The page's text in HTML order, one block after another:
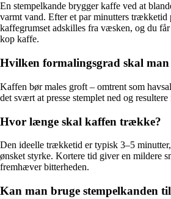
En stempelkande brygger kaffe ved at
varmt vand. Efter et par minutters trækketid
kaffegrumset adskilles fra væsken, og du
kop kaffe.
Hvilken formalingsgrad skal man
Kaffen bør males groft – omtrent som
det svært at presse stemplet ned og
Hvor længe skal kaffen trække?
Den ideelle trækketid er typisk 3–5
ønsket styrke. Kortere tid giver en mildere
fremhæver bitterheden.
Kan man bruge stempelkanden